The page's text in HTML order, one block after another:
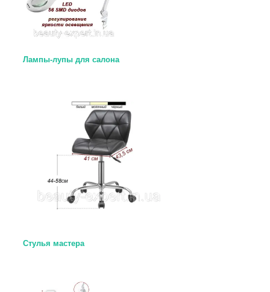
Лампы-лупы для салона
Стулья мастера